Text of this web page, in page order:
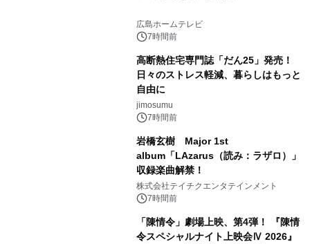
広島ホームテレビ
7時間前
高断熱住宅専門誌「だん25」発売！
日々のストレス軽減、暮らしはもっと
自由に
jimosumu
7時間前
岩橋玄樹 Major 1st
album「LAzarus（読み：ラザロ）」
収録楽曲解禁！
株式会社テイチクエンタテインメント
7時間前
「陳情令」劇場上映、第4弾！ 『陳情
令スペシャルナイト上映会Ⅳ 2026』